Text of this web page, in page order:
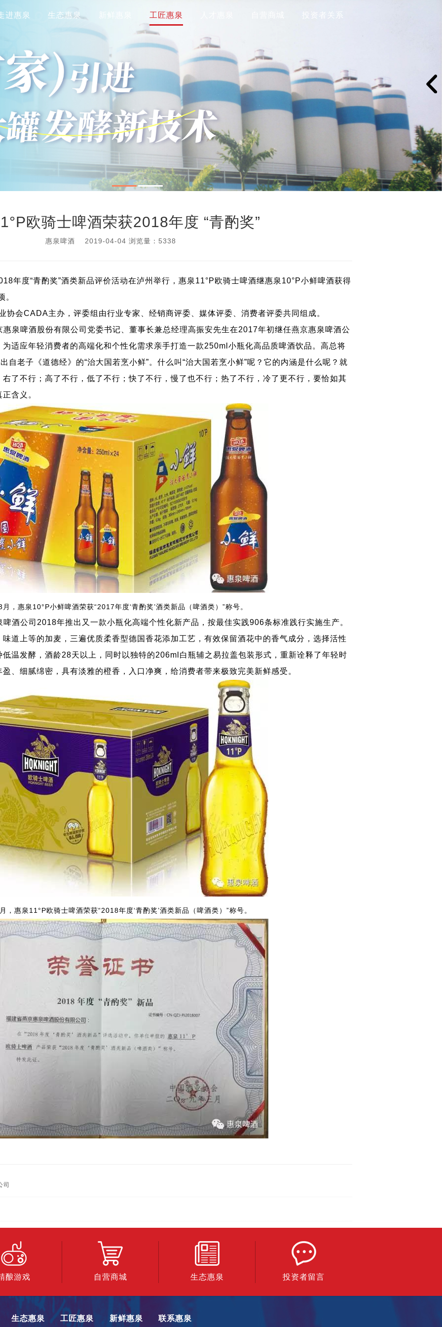
进惠泉 生态惠泉 新鲜惠泉 工匠惠泉 投资者关系
欧骑士啤酒荣获2018年度 “青酌奖”
惠泉啤酒 2019-04-04 浏览量：5338
度“青酌奖”酒类新品评价活动在泸州举行，惠泉11°P欧骑士啤酒继惠泉10°P小鲜啤酒获得
。
会CADA主办，评委组由行业专家、经销商评委、媒体评委、消费者评委共同组成。
啤酒股份有限公司党委书记、董事长兼总经理高振安先生在2017年初继任燕京惠泉啤酒公
为适应年轻消费者的高端化和个性化需求亲手打造一款250ml小瓶化高品质啤酒饮品。高总将
自老子《道德经》的“治大国若烹小鲜”。什么叫“治大国若烹小鲜”呢？它的内涵是什么呢？就
了不行；高了不行，低了不行；快了不行，慢了也不行；热了不行，冷了更不行，要恰如其
含义。
，惠泉10°P小鲜啤酒荣获“2017年度‘青酌奖’酒类新品（啤酒类）”称号。
公司2018年推出又一款小瓶化高端个性化新产品，按最佳实践906条标准践行实施生产。
味道 上等的加麦，三遍优质柔香型德国香花添加工艺，有效保留酒花中的香气成分，选择活性
温发酵，酒龄28天以上，同时以独特的206ml白瓶辅之易拉盖包装形式，重新诠释了年轻时
、细腻绵密，具有淡雅的橙香，入口净爽，给消费者带来极致完美新鲜感受。
，惠泉11°P欧骑士啤酒荣获“2018年度‘青酌奖’酒类新品（啤酒类）”称号。
司
酿游戏 自营商城 生态惠泉 投资者留言
生态惠泉 工匠惠泉 新鲜惠泉 联系惠泉